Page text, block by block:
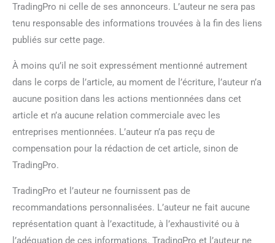
TradingPro ni celle de ses annonceurs. L’auteur ne sera pas
tenu responsable des informations trouvées à la fin des liens
publiés sur cette page.
À moins qu’il ne soit expressément mentionné autrement
dans le corps de l’article, au moment de l’écriture, l’auteur n’a
aucune position dans les actions mentionnées dans cet
article et n’a aucune relation commerciale avec les
entreprises mentionnées. L’auteur n’a pas reçu de
compensation pour la rédaction de cet article, sinon de
TradingPro.
TradingPro et l’auteur ne fournissent pas de
recommandations personnalisées. L’auteur ne fait aucune
représentation quant à l’exactitude, à l’exhaustivité ou à
l’adéquation de ces informations. TradingPro et l’auteur ne